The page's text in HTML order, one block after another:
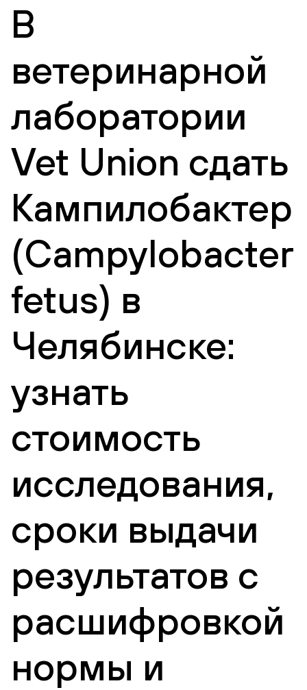
В
ветеринарной
лаборатории
Vet Union сдать
Кампилобактер
(Campylobacter
fetus) в
Челябинске:
узнать
стоимость
исследования,
сроки выдачи
результатов с
расшифровкой
нормы и